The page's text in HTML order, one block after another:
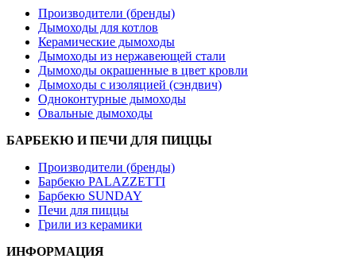
Производители (бренды)
Дымоходы для котлов
Керамические дымоходы
Дымоходы из нержавеющей стали
Дымоходы окрашенные в цвет кровли
Дымоходы с изоляцией (сэндвич)
Одноконтурные дымоходы
Овальные дымоходы
БАРБЕКЮ И ПЕЧИ ДЛЯ ПИЦЦЫ
Производители (бренды)
Барбекю PALAZZETTI
Барбекю SUNDAY
Печи для пиццы
Грили из керамики
ИНФОРМАЦИЯ